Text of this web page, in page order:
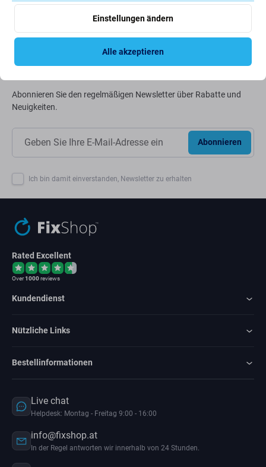
Newsletter-Fix
Abonnieren Sie den regelmäßigen Newsletter über Rabatte und
Neuigkeiten.
Abonnieren
Ich bin damit einverstanden, Newsletter zu erhalten
Rated Excellent
Over1000reviews
Kundendienst
Nützliche Links
Bestellinformationen
Live chat
Helpdesk: Montag - Freitag 9:00 - 16:00
info@fixshop.at
In der Regel antworten wir innerhalb von 24 Stunden.
Einstellungen ändern
Alle akzeptieren